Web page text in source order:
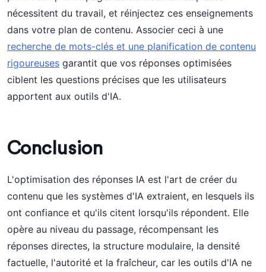
nécessitent du travail, et réinjectez ces enseignements
dans votre plan de contenu. Associer ceci à une
recherche de mots-clés et une planification de contenu
rigoureuses garantit que vos réponses optimisées
ciblent les questions précises que les utilisateurs
apportent aux outils d'IA.
Conclusion
L'optimisation des réponses IA est l'art de créer du
contenu que les systèmes d'IA extraient, en lesquels ils
ont confiance et qu'ils citent lorsqu'ils répondent. Elle
opère au niveau du passage, récompensant les
réponses directes, la structure modulaire, la densité
factuelle, l'autorité et la fraîcheur, car les outils d'IA ne